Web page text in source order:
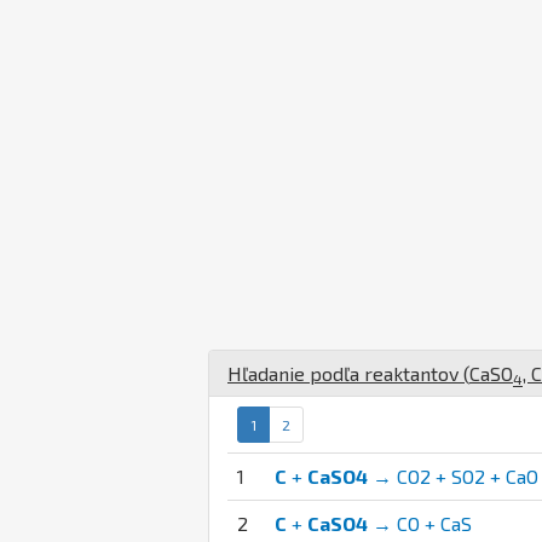
Hľadanie podľa reaktantov (CaSO4, C
1 2
1 C + CaSO4 → CO2 + SO2 + CaO
2 C + CaSO4 → CO + CaS